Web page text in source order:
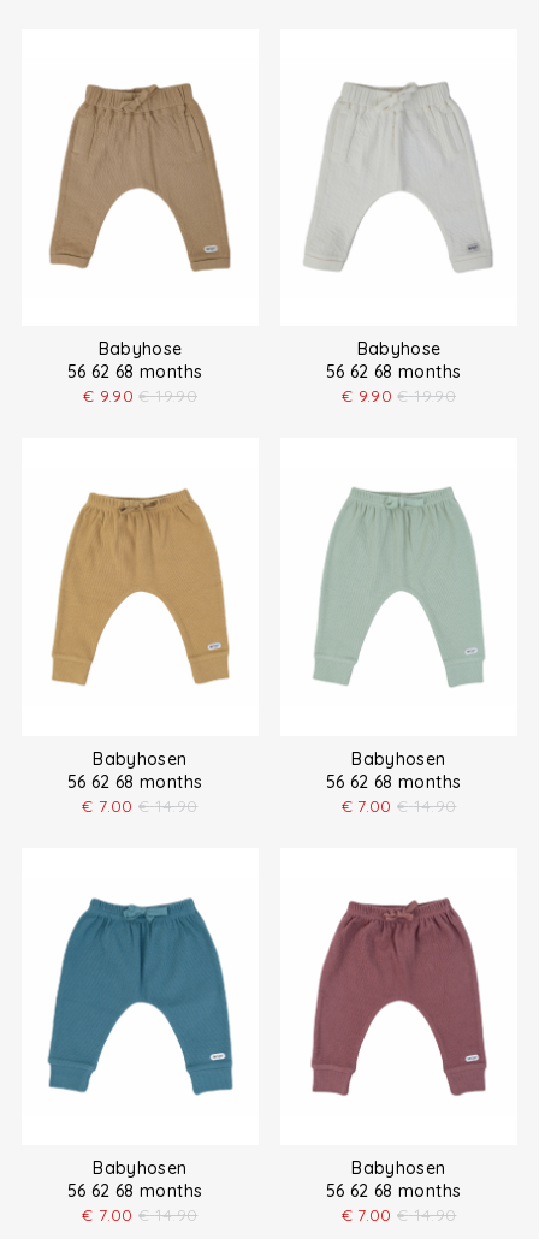
Babyhose
56 62 68 months
€ 9.90 € 19.90
Babyhose
56 62 68 months
€ 9.90 € 19.90
Babyhosen
56 62 68 months
€ 7.00 € 14.90
Babyhosen
56 62 68 months
€ 7.00 € 14.90
Babyhosen
56 62 68 months
€ 7.00 € 14.90
Babyhosen
56 62 68 months
€ 7.00 € 14.90